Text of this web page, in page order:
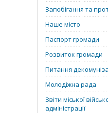
Запобігання та
Наше місто
Паспорт громади
Розвиток громади
Питання
Молодіжна рада
Звіти міської
адміністрації